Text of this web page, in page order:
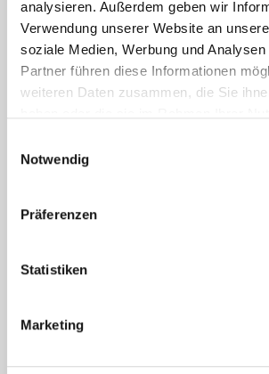
analysieren. Außerdem geben wir
Verwendung unserer Website an
soziale Medien, Werbung und
Partner führen diese Informationen
weiteren Daten zusammen, die Sie
Notwendig
Präferenzen
Statistiken
Marketing
Aktuelles - Nyheter
Osten?